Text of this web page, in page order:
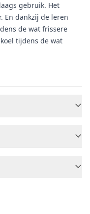
gebruik. Het
En dankzij de leren
de wat frissere
tijdens de wat